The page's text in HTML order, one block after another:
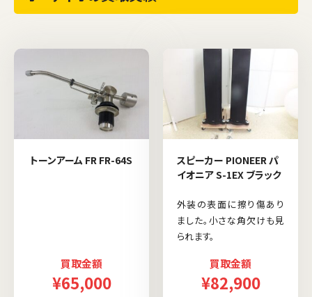
トーンアーム FR FR-64S
買取金額
¥65,000
スピーカー PIONEER パ
イオニア S-1EX ブラック
外装の表面に擦り傷あり
ました。小さな角欠けも見
られます。
買取金額
¥82,900